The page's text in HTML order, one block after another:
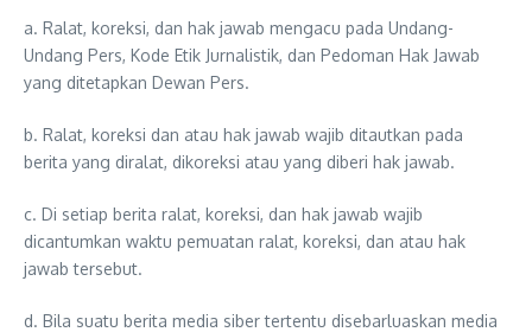
a. Ralat, koreksi, dan hak jawab mengacu pada Undang-
Undang Pers, Kode Etik Jurnalistik, dan Pedoman Hak Jawab
yang ditetapkan Dewan Pers.
b. Ralat, koreksi dan atau hak jawab wajib ditautkan pada
berita yang diralat, dikoreksi atau yang diberi hak jawab.
c. Di setiap berita ralat, koreksi, dan hak jawab wajib
dicantumkan waktu pemuatan ralat, koreksi, dan atau hak
jawab tersebut.
d. Bila suatu berita media siber tertentu disebarluaskan media